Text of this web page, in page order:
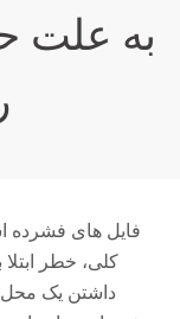
به علت
فایل های فشرده
کلی، خطر
داشتن یک